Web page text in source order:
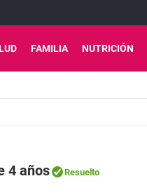
FAMILIA NUTRICIÓN
4 años Resuelto